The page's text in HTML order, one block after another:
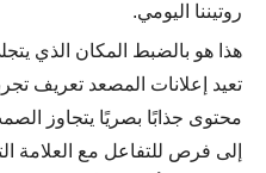
روتيننا اليومي.
هذا هو بالضبط المكان الذي
تعيد إعلانات المصعد تعريف
محتوى جذابًا بصريًا يتجاوز
إلى فرص للتفاعل مع العلامة